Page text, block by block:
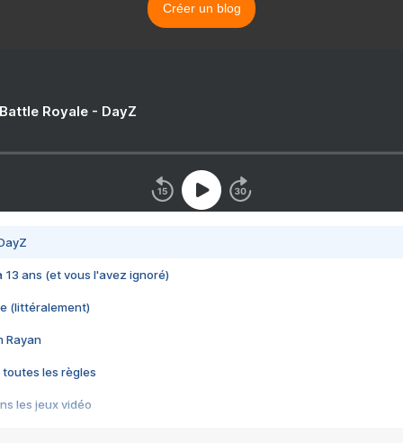
Créer un blog
Royale - DayZ
13 ans (et vous l'avez ignoré)
(littéralement)
Rayan
toutes les règles
les jeux vidéo